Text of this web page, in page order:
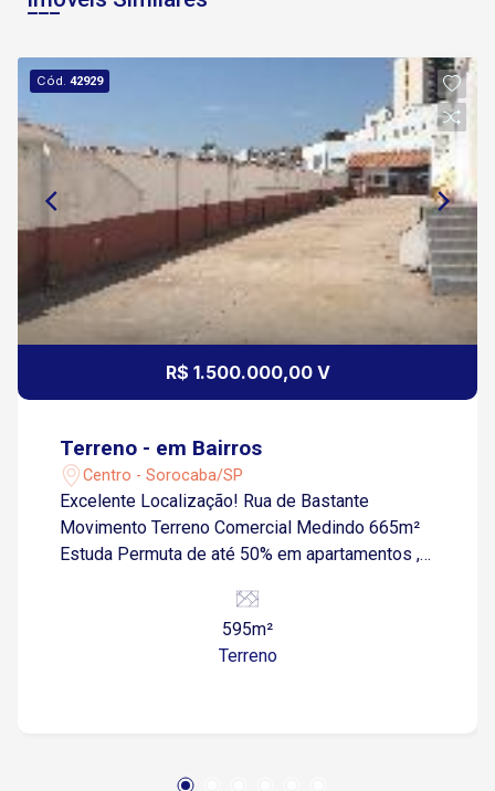
Cód.42929
R$ 1.500.000,00 V
Terreno - em Bairros
Centro - Sorocaba/SP
Excelente Localização! Rua de Bastante
Movimento Terreno Comercial Medindo 665m²
Estuda Permuta de até 50% em apartamentos ,
595m²
Terreno